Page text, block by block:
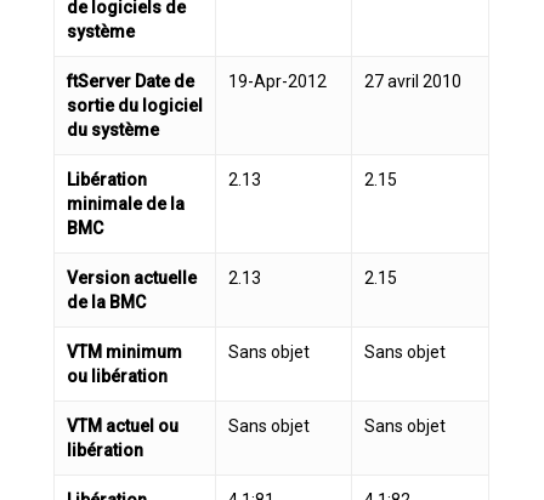
de logiciels de
système
ftServer Date de
sortie du logiciel
du système
19-Apr-2012 27 avril 2010
Libération
minimale de la
BMC
2.13 2.15
Version actuelle
de la BMC
2.13 2.15
VTM minimum
ou libération
Sans objet Sans objet
VTM actuel ou
libération
Sans objet Sans objet